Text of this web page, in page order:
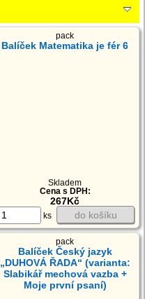
pack
Balíček Matematika je fér 6
Skladem
Cena s DPH:
267Kč
ks do košíku
pack
Balíček Český jazyk
„DUHOVÁ ŘADA“ (varianta:
Slabikář mechová vazba +
Moje první psaní)